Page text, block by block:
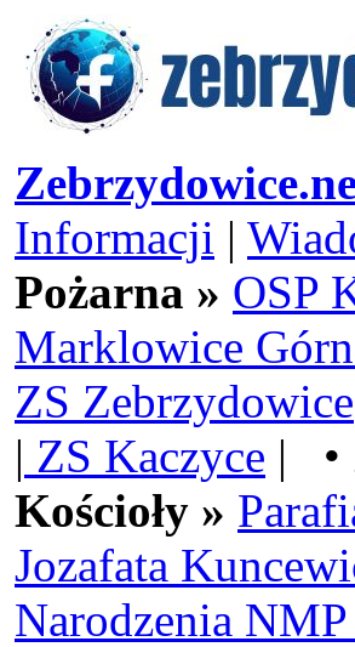
Informacji |
Pożarna » OSP
Marklowice
ZS Zebrzydowice
| ZS Kaczyce | •
Kościoły »
Jozafata
Narodzenia